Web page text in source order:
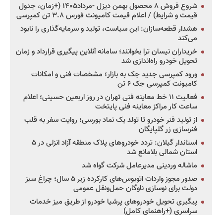
شروع فروش ۸ محصول بهمن دیزل -مرداد۱۴۰۵ (+زمان، جدول
قیمت و شرایط) / اعلام قیمت کامیونت فورس ۳.۸ تن کمپرسی
هشدار قطعه‌سازان: این سیاست، تولید و سرمایه‌گذاری را نابود
می‌کند
خریداران نیسان ترا بخوانند؛ سامانه آنلاین پیگیری قرارداد و زمان
تحویل خودرو راه‌اندازی شد
ورود کمپرسی جدید جک به بازار؛ مشخصات فنی و امکانات
کامیونت کمپرسی جک ۶ تن
فعالیت ۱۱ خط معاینه فنی تهران در روز اربعین حسینی؛ اعلام
ساعت کار مراکز معاینه فنی پایتخت
از تولید فنر خودرو تا تولد یک نماد بورسی؛ روایت سفر به قلب
فنرسازی زر گلپایگان
استاندار گیلان: تردد خودروهای پلاک منطقه آزاد انزلی در ۵
استان شمالی بلامانع شد
ماشاله وردینی مدیرعامل شرکت گواه شد
صدور مجوز واردات اتوبوس‌های کارکرده زیر ۵ سال؛ چراغ سبز
دولت برای نوسازی ناوگان حمل‌ونقل عمومی
پیگیری تحویل خودروهای پرشیا خودرو از طریق میز خدمات
سراسری (+راهنمای کامل)